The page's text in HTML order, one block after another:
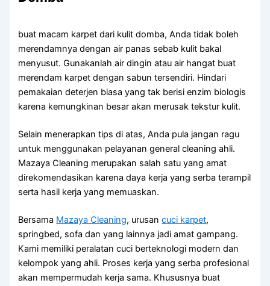
buat macam karpet dari kulit domba, Anda tidak boleh
merendamnya dengan air panas sebab kulit bakal
menyusut. Gunakanlah air dingin atau air hangat buat
merendam karpet dengan sabun tersendiri. Hindari
pemakaian deterjen biasa yang tak berisi enzim biologis
karena kemungkinan besar akan merusak tekstur kulit.
Selain menerapkan tips di atas, Anda pula jangan ragu
untuk menggunakan pelayanan general cleaning ahli.
Mazaya Cleaning merupakan salah satu yang amat
direkomendasikan karena daya kerja yang serba terampil
serta hasil kerja yang memuaskan.
Bersama Mazaya Cleaning, urusancuci karpet,
springbed, sofa dan yang lainnya jadi amat gampang.
Kami memiliki peralatan cuci berteknologi modern dan
kelompok yang ahli. Proses kerja yang serba profesional
akan mempermudah kerja sama. Khususnya buat